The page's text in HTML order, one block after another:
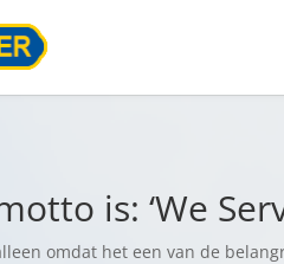
is: ‘We
omdat het een van de